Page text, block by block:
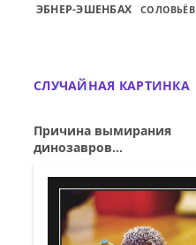
ЭБНЕР-ЭШЕНБАХ СОЛОВЬЁВ
СЛУЧАЙНАЯ КАРТИНКА
Причина вымирания
динозавров...